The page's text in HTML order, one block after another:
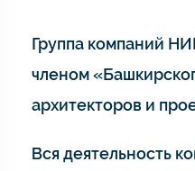
Группа компаний
членом
архитекторов и
Вся деятельность